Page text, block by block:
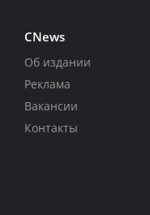
CNews
Об издании
Реклама
Вакансии
Контакты